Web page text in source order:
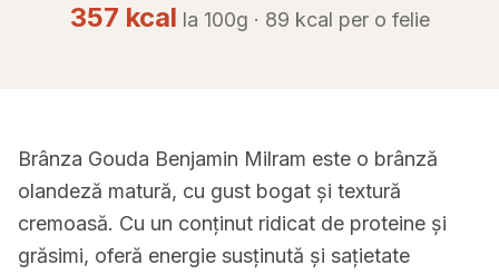
357 kcal la 100g · 89 kcal per o felie
Brânza Gouda Benjamin Milram este o brânză
olandeză matură, cu gust bogat și textură
cremoasă. Cu un conținut ridicat de proteine și
grăsimi, oferă energie susținută și sațietate